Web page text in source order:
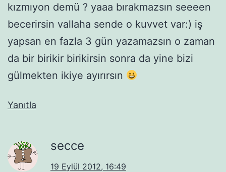
kızmıyon demü ? yaaa bırakmazsın seeeen
becerirsin vallaha sende o kuvvet var:) iş
yapsan en fazla 3 gün yazamazsın o zaman
da bir birikir birikirsin sonra da yine bizi
gülmekten ikiye ayırırsın
Yanıtla
secce
19 Eylül 2012, 16:49